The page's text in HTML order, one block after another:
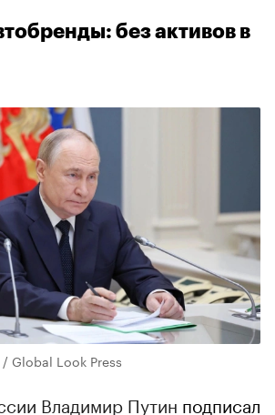
без активов в
Global Look Press
Владимир Путин подписал